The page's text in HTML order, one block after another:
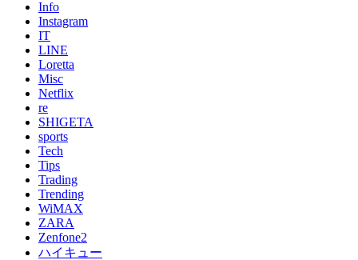
Info
Instagram
IT
LINE
Loretta
Misc
Netflix
re
SHIGETA
sports
Tech
Tips
Trading
Trending
WiMAX
ZARA
Zenfone2
ハイキュー